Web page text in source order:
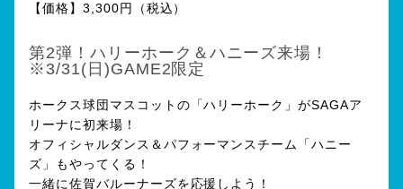
【価格】3,300円（税込）
第2弾！ハリーホーク＆ハニーズ来場！
※3/31(日)GAME2限定
ホークス球団マスコットの「ハリーホーク」がSAGAア
リーナに初来場！
オフィシャルダンス＆パフォーマンスチーム「ハニー
ズ」もやってくる！
一緒に佐賀バルーナーズを応援しよう！